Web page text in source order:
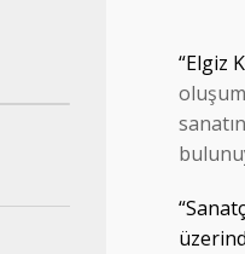
“Elgiz